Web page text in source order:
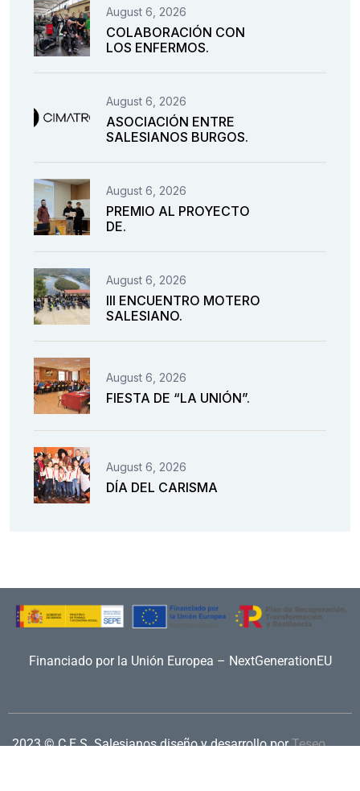
August 6, 2026
COLABORACIÓN CON
LOS ENFERMOS.
August 6, 2026
ASOCIACIÓN ENTRE
SALESIANOS BURGOS.
August 6, 2026
PREMIO AL PROYECTO
DE.
August 6, 2026
III ENCUENTRO MOTERO
SALESIANO.
August 6, 2026
FIESTA DE “LA UNIÓN”.
August 6, 2026
DÍA DEL CARISMA
Financiado por la Unión Europea – NextGenerationEU
2023 © C.E.S. Salesianosdiseño y desarrollo por Teseo